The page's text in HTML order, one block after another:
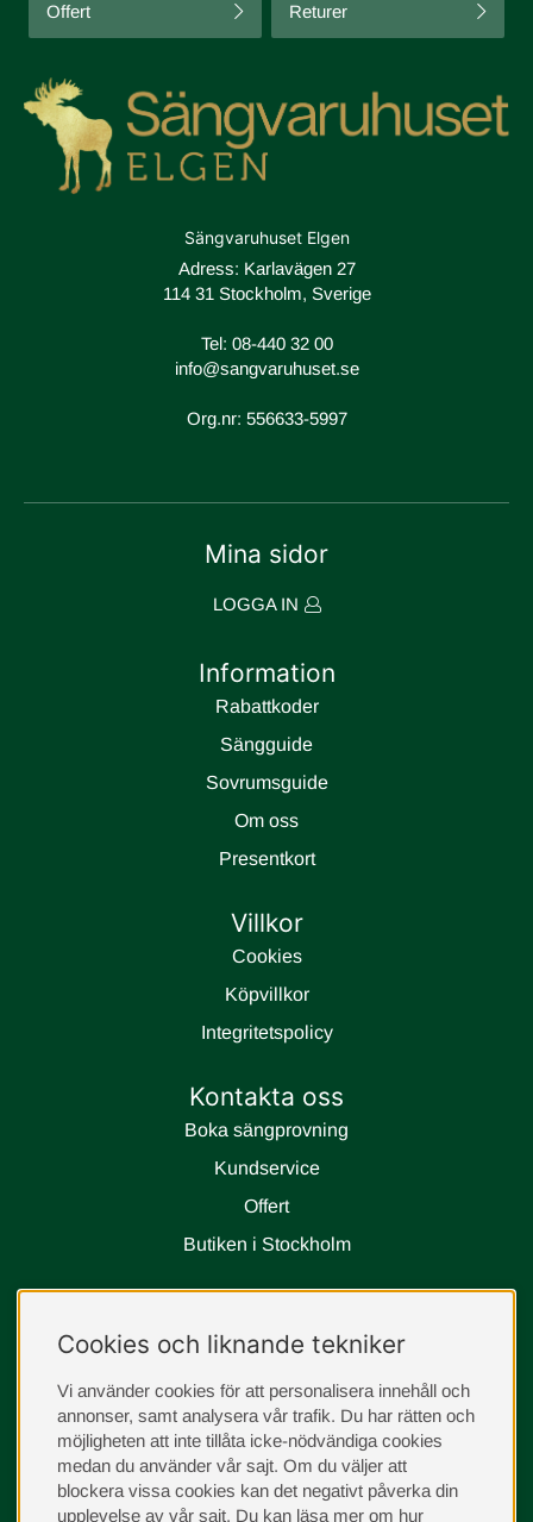
Offert Returer
Sängvaruhuset Elgen
Adress: Karlavägen 27
114 31 Stockholm, Sverige
Tel: 08-440 32 00
info@sangvaruhuset.se
Org.nr: 556633-5997
Mina sidor
LOGGA IN
Information
Rabattkoder
Sängguide
Sovrumsguide
Om oss
Presentkort
Villkor
Cookies
Köpvillkor
Integritetspolicy
Kontakta oss
Boka sängprovning
Kundservice
Offert
Butiken i Stockholm
instagram
Cookies och liknande tekniker
Vi använder cookies för att personalisera innehåll och
annonser, samt analysera vår trafik. Du har rätten och
möjligheten att inte tillåta icke-nödvändiga cookies
medan du använder vår sajt. Om du väljer att
blockera vissa cookies kan det negativt påverka din
upplevelse av vår sajt. Du kan läsa mer om hur